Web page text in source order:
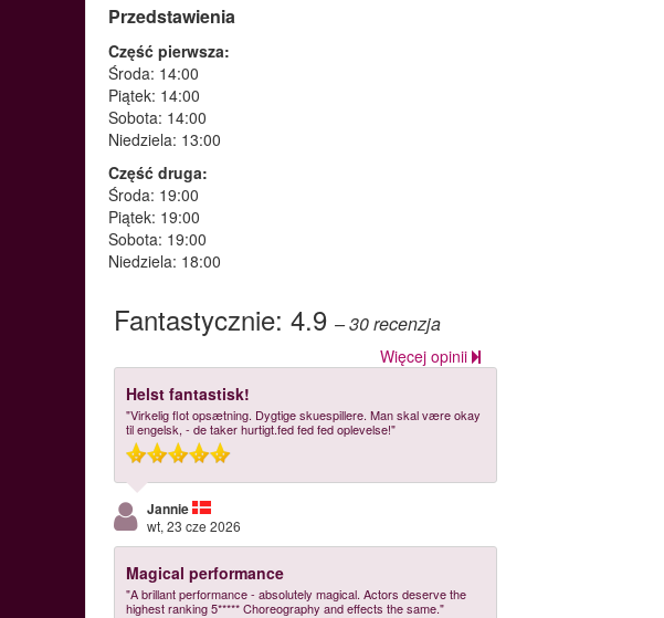
Przedstawienia
Część pierwsza:
Środa: 14:00
Piątek: 14:00
Sobota: 14:00
Niedziela: 13:00
Część druga:
Środa: 19:00
Piątek: 19:00
Sobota: 19:00
Niedziela: 18:00
Fantastycznie:4.9– 30recenzja
Więcej opinii
Helst fantastisk!
"Virkelig flot opsætning. Dygtige skuespillere. Man skal være okay
til engelsk, - de taker hurtigt.fed fed fed oplevelse!"
Jannie
wt, 23 cze 2026
Magical performance
"A brillant performance - absolutely magical. Actors deserve the
highest ranking 5***** Choreography and effects the same."